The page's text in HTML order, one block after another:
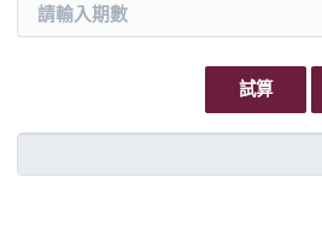
試算